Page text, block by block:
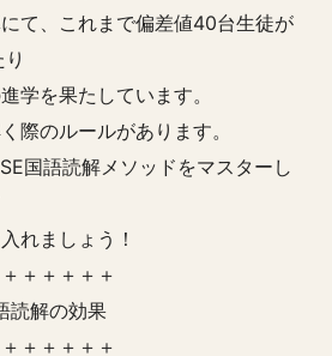
て、これまで偏差値40台生徒が
学を果たしています。
際のルールがあります。
国語読解メソッドをマスターし
れましょう！
＋＋＋＋＋
読解の効果
＋＋＋＋＋